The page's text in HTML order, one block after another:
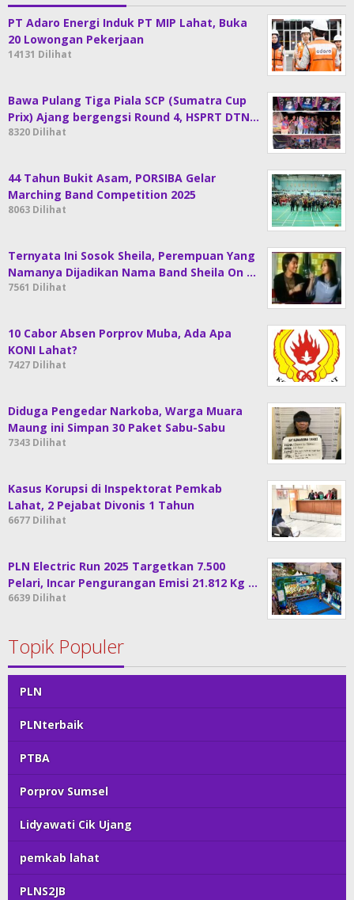
PT Adaro Energi Induk PT MIP Lahat, Buka
20 Lowongan Pekerjaan
14131 Dilihat
Bawa Pulang Tiga Piala SCP (Sumatra Cup
Prix) Ajang bergengsi Round 4, HSPRT DTN…
8320 Dilihat
44 Tahun Bukit Asam, PORSIBA Gelar
Marching Band Competition 2025
8063 Dilihat
Ternyata Ini Sosok Sheila, Perempuan Yang
Namanya Dijadikan Nama Band Sheila On …
7561 Dilihat
10 Cabor Absen Porprov Muba, Ada Apa
KONI Lahat?
7427 Dilihat
Diduga Pengedar Narkoba, Warga Muara
Maung ini Simpan 30 Paket Sabu-Sabu
7343 Dilihat
Kasus Korupsi di Inspektorat Pemkab
Lahat, 2 Pejabat Divonis 1 Tahun
6677 Dilihat
PLN Electric Run 2025 Targetkan 7.500
Pelari, Incar Pengurangan Emisi 21.812 Kg …
6639 Dilihat
Topik Populer
PLN
PLNterbaik
PTBA
Porprov Sumsel
Lidyawati Cik Ujang
pemkab lahat
PLNS2JB